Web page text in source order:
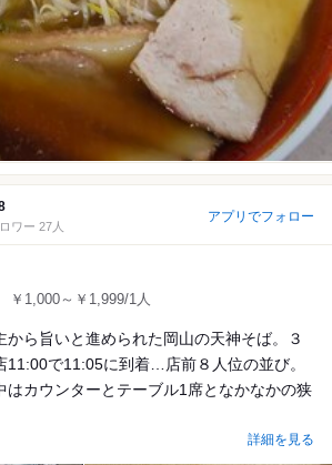
ワー 27人
アプリでフォロー
￥1,000～￥1,999/1人
から旨いと進められた岡山の天神そば。３
11:00で11:05に到着…店前８人位の並び。
はカウンターとテーブル1席となかなかの狭
詳細を見る